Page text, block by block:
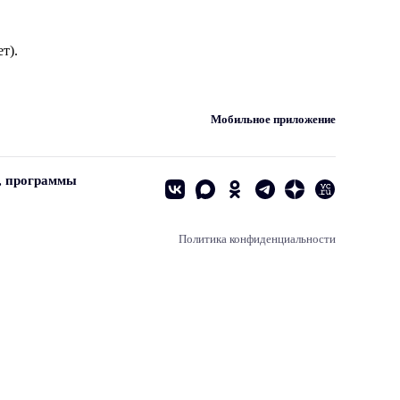
Мобильное приложение
программы
Политика конфиденциальности